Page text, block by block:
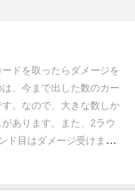
ドを取ったらダメージを
、今まで出した数のカー
。なので、大きな数しか
あります。
また、2ラウ
ド目はダメージ受けまく
です。
点はあげられないかな。